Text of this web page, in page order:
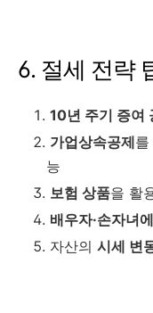
6. 절세 전략
10년 주기 증여
가업상속공제를
능
보험 상품을 활
배우자·손자녀
자산의 시세 변